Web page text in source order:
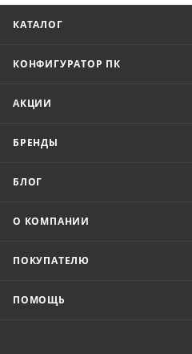
КАТАЛОГ
КОНФИГУРАТОР ПК
АКЦИИ
БРЕНДЫ
БЛОГ
О КОМПАНИИ
ПОКУПАТЕЛЮ
ПОМОЩЬ